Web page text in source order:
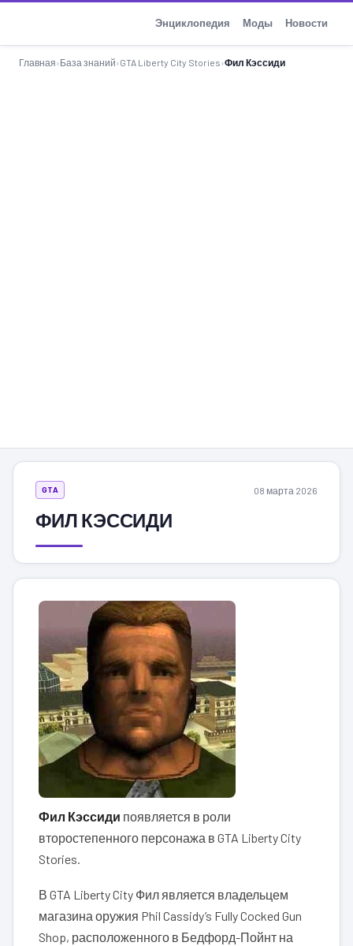
Энциклопедия Моды Новости
Главная›База знаний›GTA Liberty City Stories›Фил Кэссиди
GTA 08 марта 2026
ФИЛ КЭССИДИ
Фил Кэссиди появляется в роли
второстепенного персонажа в GTA Liberty City
Stories.
В GTA Liberty City Фил является владельцем
магазина оружия Phil Cassidy’s Fully Cocked Gun
Shop, расположенного в Бедфорд-Пойнт на